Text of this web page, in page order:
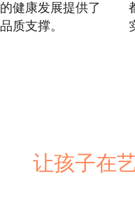
健康发展提供了
质支撑。
让孩子在